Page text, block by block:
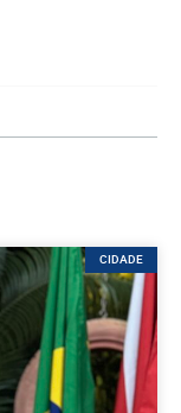
CIDADE